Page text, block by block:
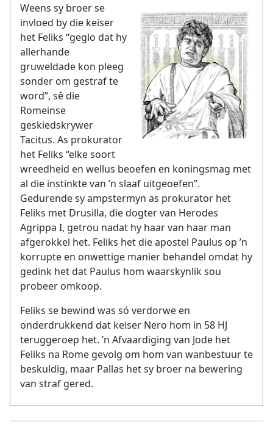
Weens sy broer se
invloed by die keiser
het Feliks “geglo dat hy
allerhande
gruweldade kon pleeg
sonder om gestraf te
word”, sê die
Romeinse
geskiedskrywer
Tacitus. As prokurator
het Feliks “elke soort
wreedheid en wellus beoefen en koningsmag met
al die instinkte van ’n slaaf uitgeoefen”.
Gedurende sy ampstermyn as prokurator het
Feliks met Drusilla, die dogter van Herodes
Agrippa I, getrou nadat hy haar van haar man
afgerokkel het. Feliks het die apostel Paulus op ’n
korrupte en onwettige manier behandel omdat hy
gedink het dat Paulus hom waarskynlik sou
probeer omkoop.
Feliks se bewind was só verdorwe en
onderdrukkend dat keiser Nero hom in 58 HJ
teruggeroep het. ’n Afvaardiging van Jode het
Feliks na Rome gevolg om hom van wanbestuur te
beskuldig, maar Pallas het sy broer na bewering
van straf gered.